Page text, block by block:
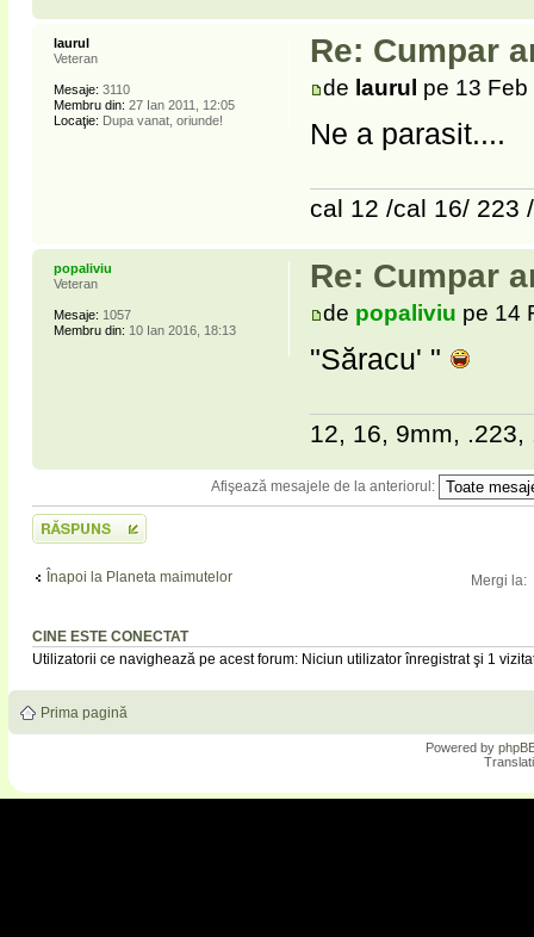
Re: Cumpar
de laurul pe 13
Ne a parasit....
cal 12 /cal 16/ 223
laurul
Veteran
Mesaje: 3110
Membru din: 27 Ian 2011, 12:05
Locaţie: Dupa vanat, oriunde!
Re: Cumpar
de popaliviu pe 14
"Săracu' "
12, 16, 9mm, .223,
popaliviu
Veteran
Mesaje: 1057
Membru din: 10 Ian 2016, 18:13
Afişează mesajele de la anteriorul:
Scrie un răspuns
Înapoi la Planeta maimutelor Mergi la:
CINE ESTE CONECTAT
Utilizatorii ce navighează pe acest forum: Niciun utilizator înregistrat şi 1
Prima pagină
Powered by